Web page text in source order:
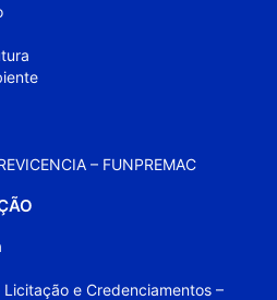
– FUNPREMAC
e Credenciamentos –